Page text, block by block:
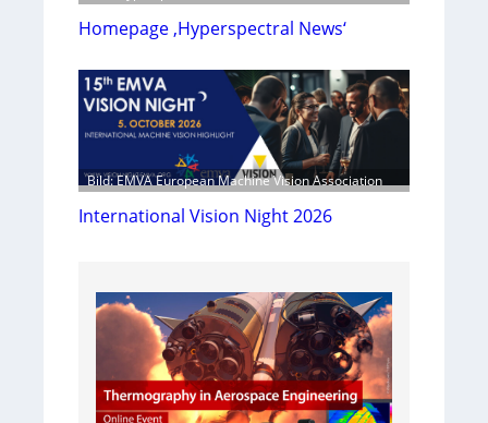
Homepage ‚Hyperspectral News‘
Bild: EMVA European Machine Vision Association
International Vision Night 2026